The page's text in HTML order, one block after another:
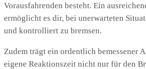
Vorausfahrenden besteht. Ein
ermöglicht es dir, bei unerwarteten
und kontrolliert zu bremsen.
Zudem trägt ein ordentlich bemessener
eigene Reaktionszeit nicht nur für den